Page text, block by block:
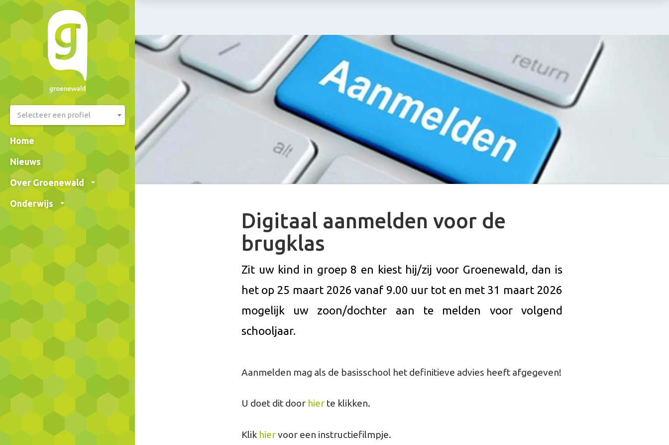
Selecteer een profiel
Home
Nieuws
Over Groenewald
Onderwijs
Digitaal aanmelden voor de
brugklas
Zit uw kind in groep 8 en kiest hij/zij voor Groenewald, dan is
het op 25 maart 2026 vanaf 9.00 uur tot en met 31 maart 2026
mogelijk uw zoon/dochter aan te melden voor volgend
schooljaar.
Aanmelden mag als de basisschool het definitieve advies heeft afgegeven!
U doet dit door hierte klikken.
Klik hiervoor een instructiefilmpje.